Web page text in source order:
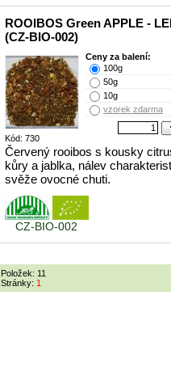
ROOIBOS Green APPLE -
(CZ-BIO-002)
Kód: 730
Ceny za balení:
100g
50g
10g
vzorek zdarma
Červený rooibos s kousky
kůry a jablka, nálev
svěže ovocné chuti.
CZ-BIO-002
Položek: 11
Stránky: 1